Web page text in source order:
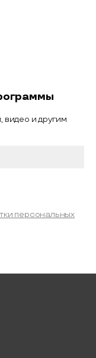
видео и другим
персональных